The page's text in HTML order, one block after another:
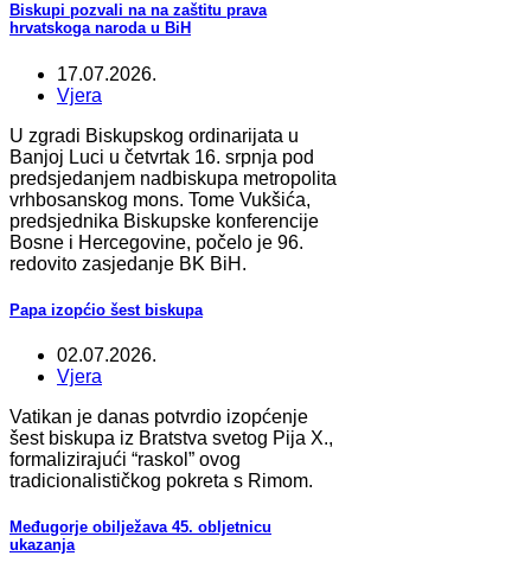
Biskupi pozvali na na zaštitu prava
hrvatskoga naroda u BiH
17.07.2026.
Vjera
U zgradi Biskupskog ordinarijata u
Banjoj Luci u četvrtak 16. srpnja pod
predsjedanjem nadbiskupa metropolita
vrhbosanskog mons. Tome Vukšića,
predsjednika Biskupske konferencije
Bosne i Hercegovine, počelo je 96.
redovito zasjedanje BK BiH.
Papa izopćio šest biskupa
02.07.2026.
Vjera
Vatikan je danas potvrdio izopćenje
šest biskupa iz Bratstva svetog Pija X.,
formalizirajući “raskol” ovog
tradicionalističkog pokreta s Rimom.
Međugorje obilježava 45. obljetnicu
ukazanja